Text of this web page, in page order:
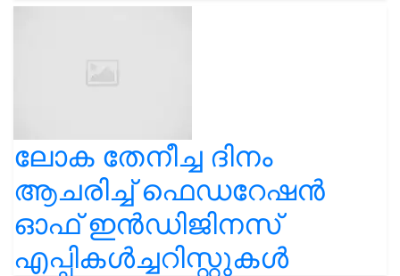
ലോക തേനീച്ച ദിനം
ആചരിച്ച് ഫെഡറേഷൻ
ഓഫ് ഇൻഡിജിനസ്
എപ്പികൾച്ചറിസ്റ്റുകൾ